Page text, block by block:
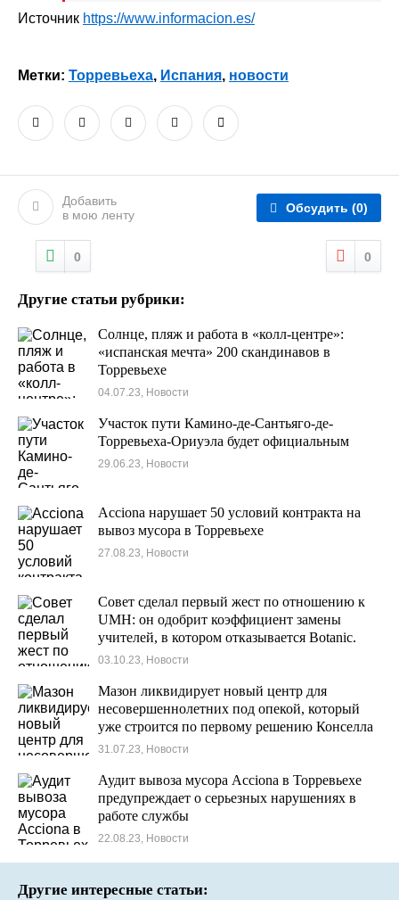
Источник https://www.informacion.es/
Метки: Торревьеха, Испания, новости
Добавить
в мою ленту
Обсудить (0)
0 0
Другие статьи рубрики:
Солнце, пляж и работа в «колл-центре»:
«испанская мечта» 200 скандинавов в
Торревьехе
04.07.23, Новости
Участок пути Камино-де-Сантьяго-де-
Торревьеха-Ориуэла будет официальным
29.06.23, Новости
Acciona нарушает 50 условий контракта на
вывоз мусора в Торревьехе
27.08.23, Новости
Совет сделал первый жест по отношению к
UMH: он одобрит коэффициент замены
учителей, в котором отказывается Botanic.
03.10.23, Новости
Мазон ликвидирует новый центр для
несовершеннолетних под опекой, который
уже строится по первому решению Конселла
в Торревьехе.
31.07.23, Новости
Аудит вывоза мусора Acciona в Торревьехе
предупреждает о серьезных нарушениях в
работе службы
22.08.23, Новости
Другие интересные статьи: